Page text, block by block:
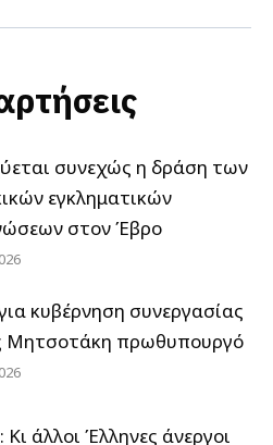
συνεχώς η δράση των
εγκληματικών
στον Έβρο
κυβέρνηση συνεργασίας
Μητσοτάκη πρωθυπουργό
Κι άλλοι Έλληνες άνεργοι